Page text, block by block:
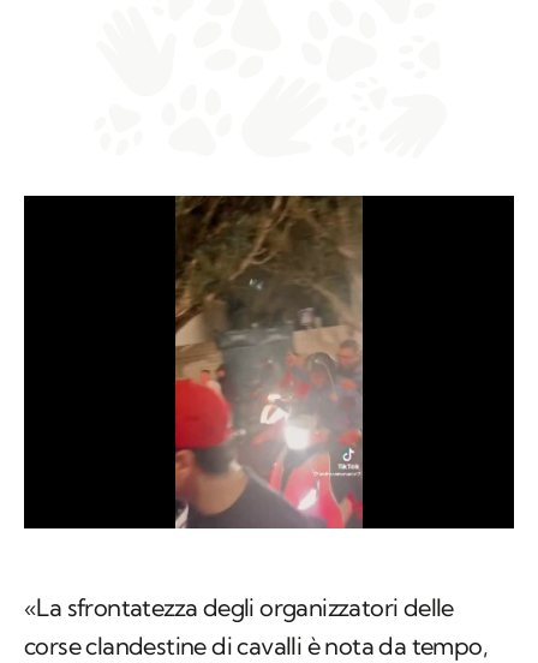
«La sfrontatezza degli organizzatori delle
corse clandestine di cavalli è nota da tempo,